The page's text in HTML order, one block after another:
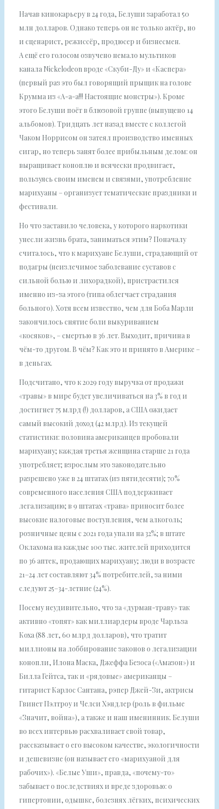
Начав кинокарьеру в 24 года, Белуши заработал 50
млн долларов. Однако теперь он не только актёр, но
и сценарист, режиссёр, продюсер и бизнесмен.
А ещё его голосом озвучено немало мультиков
канала Nickelodeon вроде «Скуби-Ду» и «Каспера»
(первый раз это был говорящий прыщик на голове
Крумма из «А-а-а!!! Настоящие монстры»). Кроме
этого Белуши поёт в блюзовой группе (выпущено 14
альбомов). Тридцать лет назад вместе с коллегой
Чаком Норрисом он затеял производство именных
сигар, но теперь занят более прибыльным делом: он
выращивает коноплю и всячески продвигает,
пользуясь своим именем и связями, употребление
марихуаны – организует тематические праздники и
фестивали.
Но что заставило человека, у которого наркотики
унесли жизнь брата, заниматься этим? Поначалу
считалось, что к марихуане Белуши, страдающий от
подагры (неизлечимое заболевание суставов с
сильной болью и лихорадкой), пристрастился
именно из-за этого (типа облегчает страдания
больного). Хотя всем известно, чем для Боба Марли
закончилось снятие боли выкуриванием
«косяков», – смертью в 36 лет. Выходит, причина в
чём-то другом. В чём? Как это и принято в Америке –
в деньгах.
Подсчитано, что к 2029 году выручка от продажи
«травы» в мире будет увеличиваться на 3% в год и
достигнет 75 млрд (!) долларов, а США ожидает
самый высокий доход (42 млрд). Из текущей
статистики: половина американцев пробовали
марихуану; каждая третья женщина старше 21 года
употребляет; взрослым это законодательно
разрешено уже в 24 штатах (из пятидесяти); 70%
современного населения США поддерживает
легализацию; в 9 штатах «трава» приносит более
высокие налоговые поступления, чем алкоголь;
розничные цены с 2021 года упали на 32%; в штате
Оклахома на каждые 100 тыс. жителей приходится
по 36 аптек, продающих марихуану; люди в возрасте
21–24 лет составляют 34% потребителей, за ними
следуют 25–34-летние (24%).
Посему неудивительно, что за «дурман-траву» так
активно «топят» как миллиардеры вроде Чарльза
Коха (88 лет, 60 млрд долларов), что тратит
миллионы на лоббирование законов о легализации
конопли, Илона Маска, Джеффа Безоса («Амазон») и
Билла Гейтса, так и «рядовые» американцы –
гитарист Карлос Сантана, рэпер Джей-Зи, актрисы
Гвинет Пэлтроу и Челси Хэндлер (роль в фильме
«Значит, война»), а также и наш именинник. Белуши
во всех интервью расхваливает свой товар,
рассказывает о его высоком качестве, экологичности
и дешевизне (он называет его «марихуаной для
рабочих»). «Белые Уши», правда, «почему-то»
забывает о последствиях и вреде здоровью: о
гипертонии, одышке, болезнях лёгких, психических